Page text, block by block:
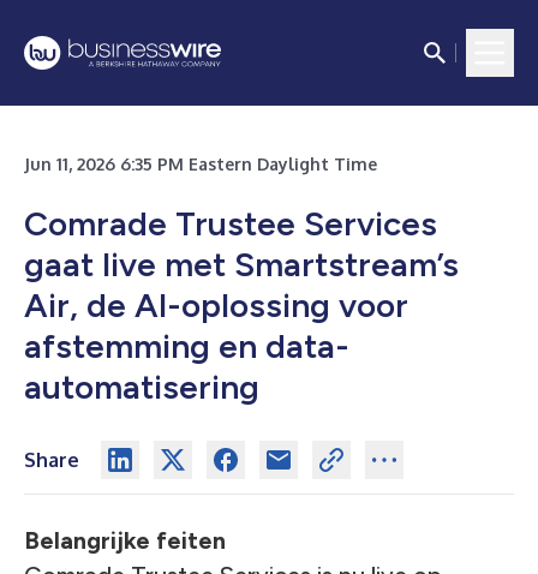
Jun 11, 2026 6:35 PM Eastern Daylight Time
Comrade Trustee Services
gaat live met Smartstream’s
Air, de AI-oplossing voor
afstemming en data-
automatisering
Share
Belangrijke feiten